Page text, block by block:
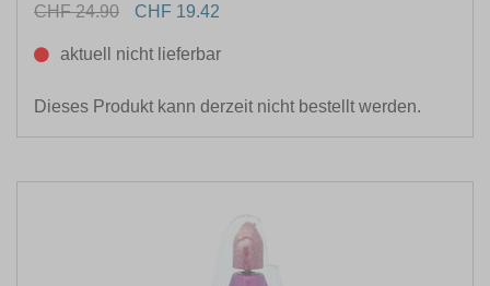
CHF 24.90
CHF 19.42
aktuell nicht lieferbar
Dieses Produkt kann derzeit nicht bestellt werden.